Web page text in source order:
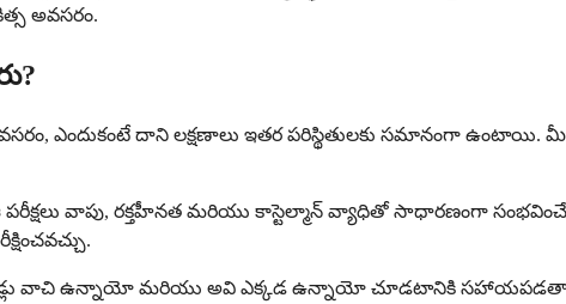
అవసరం.
ఎందుకంటే దాని లక్షణాలు ఇతర పరిస్థితులకు సమానంగా ఉంటాయి.
పరీక్షలు వాపు, రక్తహీనత మరియు కాస్టెల్మాన్ వ్యాధితో సాధారణంగా
వాచి ఉన్నాయో మరియు అవి ఎక్కడ ఉన్నాయో చూడటానికి సహాయపడతాయి.